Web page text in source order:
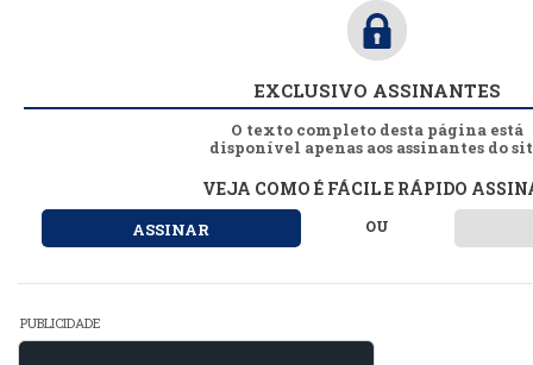
EXCLUSIVO ASSINANTES
O texto completo desta página está
disponível apenas aos assinantes do
VEJA COMO É FÁCIL E RÁPIDO
ASSINAR OU
PUBLICIDADE